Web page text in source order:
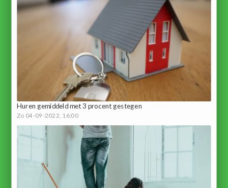
Huren gemiddeld met 3 procent gestegen
Zo 04-09-2022, 16:00